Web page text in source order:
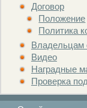
Договор
Положение
Политика
Владельцам
Видео
Наградные
Проверка